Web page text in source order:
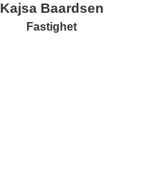
Kajsa Baardsen
Fastighet